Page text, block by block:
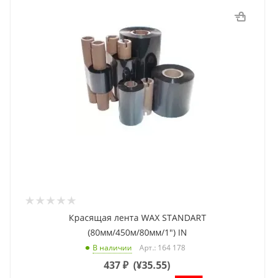
Красящая лента WAX STANDART
(80мм/450м/80мм/1") IN
В наличии Арт.: 164 178
437₽ (¥35.55)